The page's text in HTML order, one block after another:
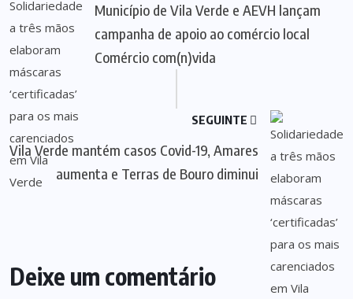
Município de Vila Verde e AEVH lançam
campanha de apoio ao comércio local
Comércio com(n)vida
SEGUINTE
Vila Verde mantém casos Covid-19, Amares
aumenta e Terras de Bouro diminui
Deixe um comentário